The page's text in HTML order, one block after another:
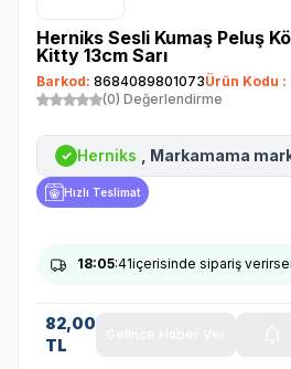
Herniks Sesli Kumaş Peluş
Kitty 13cm Sarı
Barkod: 8684089801073Ürün Kodu :
(0) Değerlendirme
✓ Herniks , Markamama
Hızlı Teslimat
18:05:40içerisinde sipariş
82,00
TL